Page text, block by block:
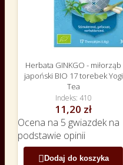
Herbata GINKGO - miłorząb
japoński BIO 17 torebek Yogi
Tea
Indeks 410
11,20 zł
Ocena na 5 gwiazdek na
podstawie opinii
Dodaj do koszyka